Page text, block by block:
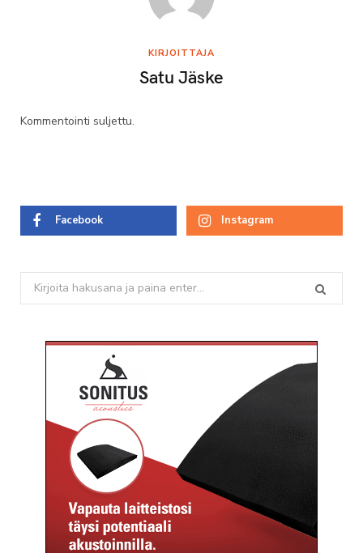
KIRJOITTAJA
Satu Jäske
Kommentointi suljettu.
Facebook Instagram
Search
for: